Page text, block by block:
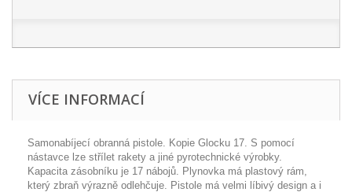
VÍCE INFORMACÍ
Samonabíjecí obranná pistole. Kopie Glocku 17. S pomocí
nástavce lze střílet rakety a jiné pyrotechnické výrobky.
Kapacita zásobníku je 17 nábojů. Plynovka má plastový rám,
který zbraň výrazně odlehčuje. Pistole má velmi líbivý design a i